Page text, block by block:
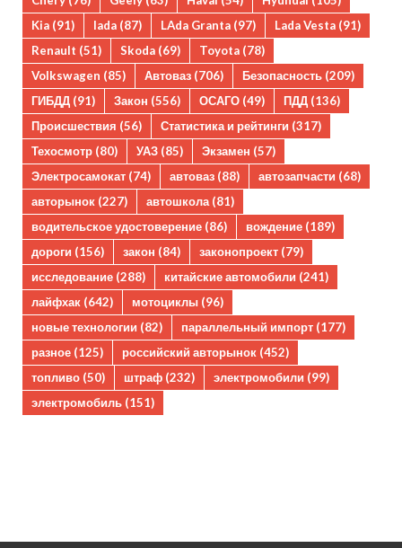
Kia (91) lada (87) LAda Granta (97) Lada Vesta (91)
Renault (51) Skoda (69) Toyota (78)
Volkswagen (85) Автоваз (706) Безопасность (209)
ГИБДД (91) Закон (556) ОСАГО (49) ПДД (136)
Происшествия (56) Статистика и рейтинги (317)
Техосмотр (80) УАЗ (85) Экзамен (57)
Электросамокат (74) автоваз (88) автозапчасти (68)
авторынок (227) автошкола(81)
водительское удостоверение (86) вождение (189)
дороги (156) закон (84) законопроект (79)
исследование (288) китайские автомобили (241)
лайфхак (642) мотоциклы (96)
новые технологии (82) параллельный импорт (177)
разное (125) российский авторынок (452)
топливо (50) штраф (232) электромобили (99)
электромобиль (151)